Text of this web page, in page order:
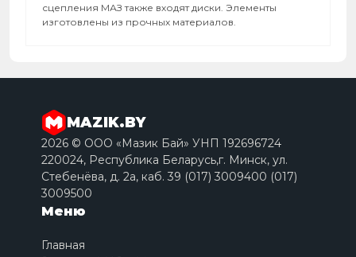
сцепления МАЗ также входят диски. Элементы
изготовлены из прочных материалов.
MAZIK.BY
2026 © ООО «Мазик Бай» УНП 192696724
220024, Республика Беларусь,г. Минск, ул.
Стебенёва, д. 2a, каб. 39 (017) 3009400 (017)
3009500
Меню
Главная